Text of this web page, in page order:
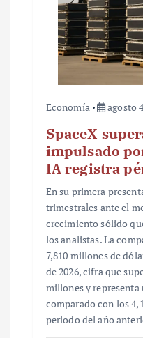
Economía agosto
SpaceX
impulsado
IA registra
En su primera
trimestrales ante el
crecimiento sólido
los analistas. La
7,810 millones de
de 2026, cifra que
millones y representa
comparado con los
periodo del año